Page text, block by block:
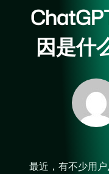
因是什
最近，有不少用